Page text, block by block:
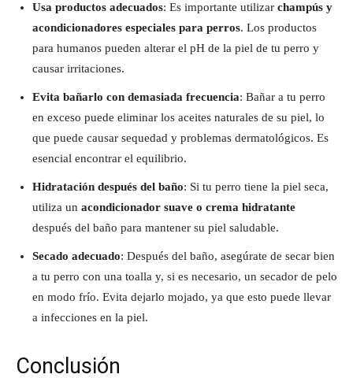
Usa productos adecuados: Es importante utilizar champús y
acondicionadores especiales para perros. Los productos
para humanos pueden alterar el pH de la piel de tu perro y
causar irritaciones.
Evita bañarlo con demasiada frecuencia: Bañar a tu perro
en exceso puede eliminar los aceites naturales de su piel, lo
que puede causar sequedad y problemas dermatológicos. Es
esencial encontrar el equilibrio.
Hidratación después del baño: Si tu perro tiene la piel seca,
utiliza un acondicionador suave o crema hidratante
después del baño para mantener su piel saludable.
Secado adecuado: Después del baño, asegúrate de secar bien
a tu perro con una toalla y, si es necesario, un secador de pelo
en modo frío. Evita dejarlo mojado, ya que esto puede llevar
a infecciones en la piel.
Conclusión